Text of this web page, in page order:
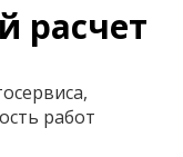
расчет
работ